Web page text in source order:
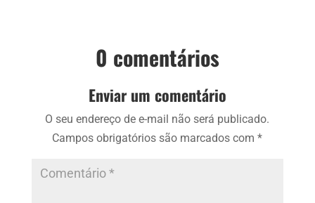
0 comentários
Enviar um comentário
O seu endereço de e-mail não será publicado.
Campos obrigatórios são marcados com*